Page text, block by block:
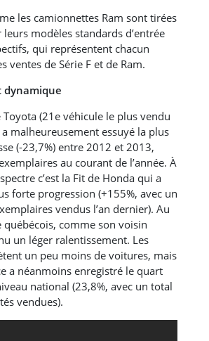
les camionnettes Ram sont tirées
modèles standards d’entrée
qui représentent chacun
ventes de Série F et de Ram.
dynamique
Toyota (21e véhicule le plus vendu
malheureusement essuyé la plus
(-23,7%) entre 2012 et 2013,
au courant de l’année. À
c’est la Fit de Honda qui a
forte progression (+155%, avec un
vendus l’an dernier). Au
comme son voisin
un léger ralentissement. Les
un peu moins de voitures, mais
a néanmoins enregistré le quart
national (23,8%, avec un total
vendues).